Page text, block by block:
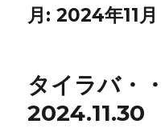
月:2024年11月
タイラバ・
2024.11.30